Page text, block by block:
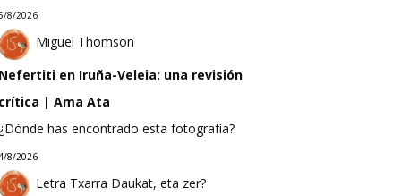
8/2026
Miguel Thomson
en Iruña-Veleia: una revisión
| Ama Ata
has encontrado esta fotografía?
8/2026
Letra Txarra Daukat, eta zer?